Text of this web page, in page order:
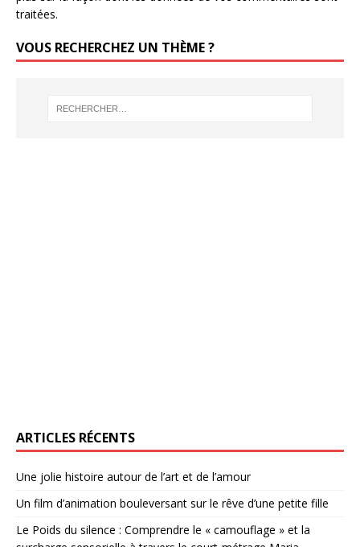
traitées.
VOUS RECHERCHEZ UN THÈME ?
ARTICLES RÉCENTS
Une jolie histoire autour de l’art et de l’amour
Un film d’animation bouleversant sur le rêve d’une petite fille
Le Poids du silence : Comprendre le « camouflage » et la